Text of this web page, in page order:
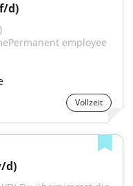
d)
employee
Vollzeit
d)